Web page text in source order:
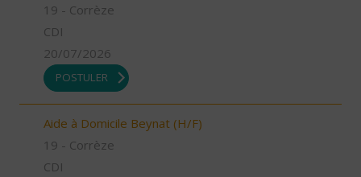
19 - Corrèze
CDI
20/07/2026
POSTULER
Aide à Domicile Beynat (H/F)
19 - Corrèze
CDI